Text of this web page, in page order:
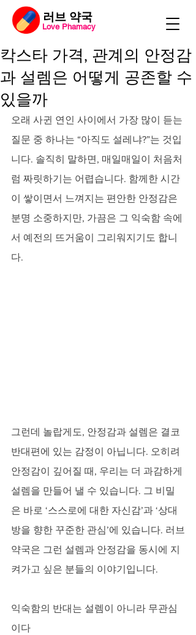
​러브 약국
Love Phamacy
칵스타 가격, 관계의 안정감
과 설렘은 어떻게 공존할 수
있을까
오래 사귄 연인 사이에서 가장 많이 듣는
질문 중 하나는 “아직도 설레냐?”는 것입
니다. 솔직히 말하면, 매일매일이 처음처
럼 짜릿하기는 어렵습니다. 함께한 시간
이 쌓이면서 느껴지는 편안한 안정감은
분명 소중하지만, 가끔은 그 익숙함 속에
서 예전의 뜨거움이 그리워지기도 합니
다.
그런데 놀랍게도, 안정감과 설렘은 결코
반대편에 있는 감정이 아닙니다. 오히려
안정감이 깊어질 때, 우리는 더 과감하게
설렘을 만들어 낼 수 있습니다. 그 비밀
은 바로 ‘스스로에 대한 자신감’과 ‘상대
방을 향한 꾸준한 관심’에 있습니다. 러브
약국은 그런 설렘과 안정감을 동시에 지
켜가고 싶은 분들의 이야기입니다.
익숙함의 반대는 설렘이 아니라 무관심
이다